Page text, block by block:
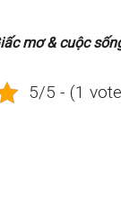
mơ & cuộc
5/5 - (1